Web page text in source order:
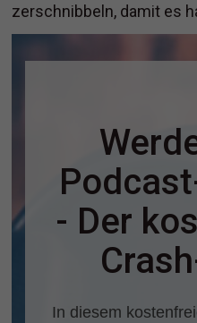
zerschnibbeln, damit es
- Der
In diesem